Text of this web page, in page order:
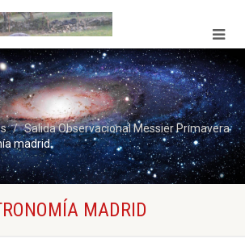
Salida Observacional Messier Primavera
madrid
MADRID